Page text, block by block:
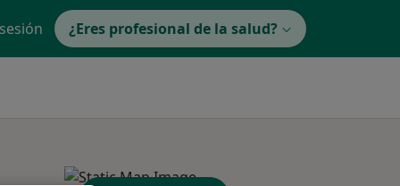
¿Eres profesional de la salud?